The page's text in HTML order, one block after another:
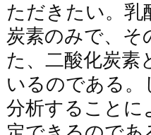
ただきたい。乳
炭素のみで、そ
た、二酸化炭素
いるのである。
分析することに